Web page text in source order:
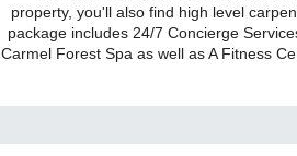
property, you'll also find high level
package includes 24/7 Concierge
Carmel Forest Spa as well as A Fitness